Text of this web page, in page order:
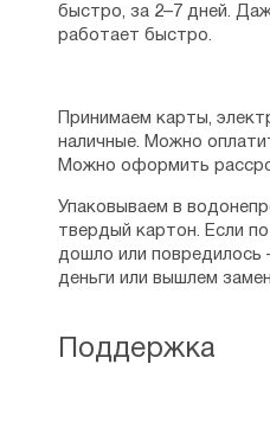
Поддержка
быстро, за 2–7 дней.
работает быстро.
Принимаем карты,
наличные. Можно
Можно оформить
Упаковываем в
твердый картон. Если
дошло или
деньги или вышлем